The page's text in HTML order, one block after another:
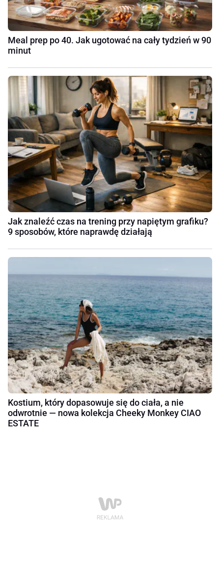
Meal prep po 40. Jak ugotować na cały tydzień w 90
minut
Jak znaleźć czas na trening przy napiętym grafiku?
9 sposobów, które naprawdę działają
Kostium, który dopasowuje się do ciała, a nie
odwrotnie — nowa kolekcja Cheeky Monkey CIAO
ESTATE